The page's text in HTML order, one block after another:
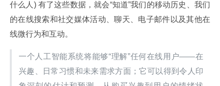
什么人) 有了这些数据，就会“知道”我们的移动历史、我们
的在线搜索和社交媒体活动、聊天、电子邮件以及其他在
线微行为和互动。
一个人工智能系统将能够“理解”任何在线用户——在
兴趣、日常习惯和未来需求方面；它可以得到令人印